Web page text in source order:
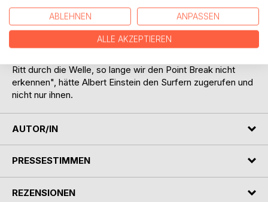
besten Fall an der Gravitationslehre orientieren. So bricht
zum Beispiel die Welle immer und unverrückbar in einem für
sie vorgesehenen Moment. Als Point Break bezeichnen die
Surfer diesen entscheidenden Punkt. "Dennoch gibt es
Ritt durch die Welle, so lange wir den Point Break nicht
erkennen", hätte Albert Einstein den Surfern zugerufen und
nicht nur ihnen.
AUTOR/IN
PRESSESTIMMEN
REZENSIONEN
ABLEHNEN ANPASSEN
ALLE AKZEPTIEREN